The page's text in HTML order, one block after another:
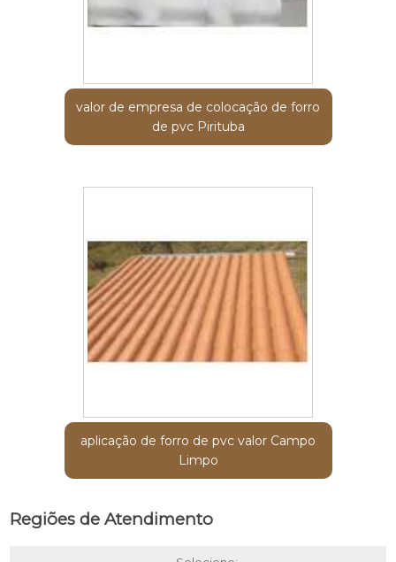
valor de empresa de colocação de forro
de pvc Pirituba
aplicação de forro de pvc valor Campo
Limpo
Regiões de Atendimento